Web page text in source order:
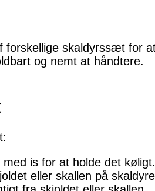
forskellige skaldyrssæt for
og nemt at håndtere.
is for at holde det køligt.
eller skallen på